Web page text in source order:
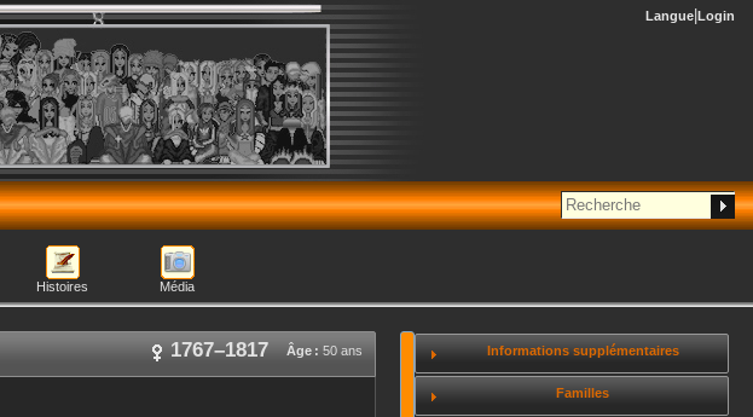
Langue Login
Histoires Média
Âge : 50 ans
1767–1817 Informations supplémentaires
Familles